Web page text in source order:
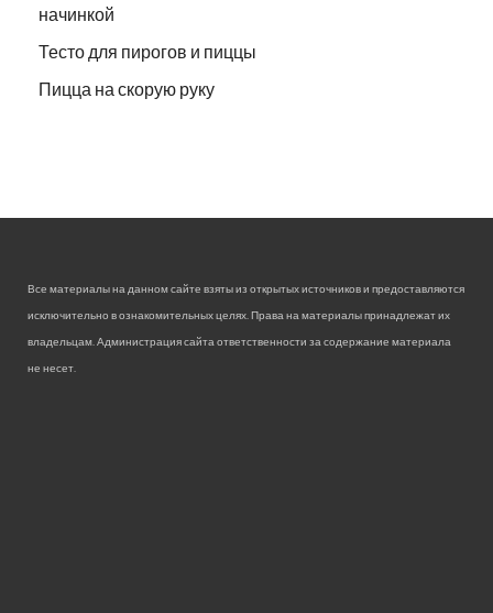
начинкой
Тесто для пирогов и пиццы
Пицца на скорую руку
Все материалы на данном сайте взяты из открытых источников и предоставляются
исключительно в ознакомительных целях. Права на материалы принадлежат их
владельцам. Администрация сайта ответственности за содержание материала
не несет.